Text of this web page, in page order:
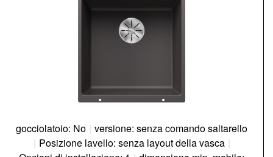
gocciolatoio: No | versione: senza comando saltarello
| Posizione lavello: senza layout della vasca |